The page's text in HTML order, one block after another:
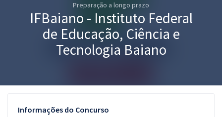
Preparação a longo prazo
IFBaiano - Instituto Federal
de Educação, Ciência e
Tecnologia Baiano
Informações do Concurso